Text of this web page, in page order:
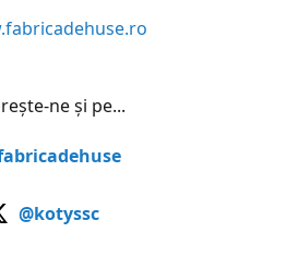
ne și pe...
@kotyssc